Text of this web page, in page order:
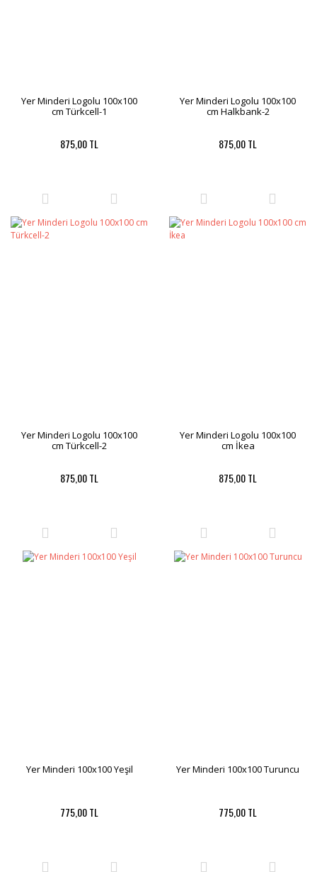
Yer Minderi Logolu 100x100
cm Türkcell-1
875,00 TL
Yer Minderi Logolu 100x100
cm Halkbank-2
875,00 TL
Yer Minderi Logolu 100x100
cm Türkcell-2
875,00 TL
Yer Minderi Logolu 100x100
cm İkea
875,00 TL
Yer Minderi 100x100 Yeşil
775,00 TL
Yer Minderi 100x100 Turuncu
775,00 TL